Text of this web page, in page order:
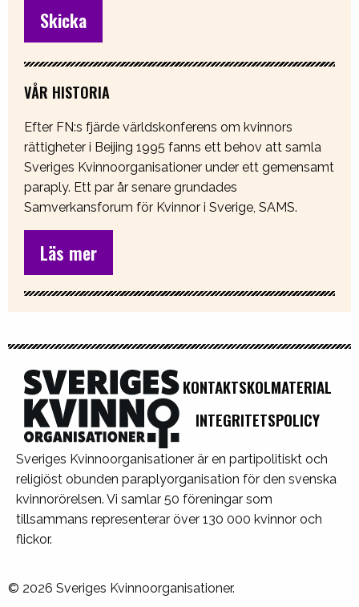
VÅR HISTORIA
Efter FN:s fjärde världskonferens om kvinnors
rättigheter i Beijing 1995 fanns ett behov att samla
Sveriges Kvinnoorganisationer under ett gemensamt
paraply. Ett par år senare grundades
Samverkansforum för Kvinnor i Sverige, SAMS.
Läs mer
Sveriges Kvinnoorganisationer är en partipolitiskt och
religiöst obunden paraplyorganisation för den svenska
kvinnorörelsen. Vi samlar 50 föreningar som
tillsammans representerar över 130 000 kvinnor och
flickor.
KONTAKTSKOLMATERIAL
INTEGRITETSPOLICY
© 2026 Sveriges Kvinnoorganisationer.